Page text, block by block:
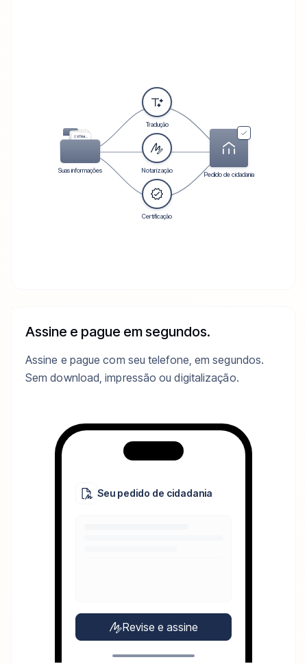
CERTIDÃO DE NASCIMENTOEXTRATO BANCÁRIO
Suas informações
Tradução
Notarização
Certificação
Pedido de cidadania
Assine e pague em segundos.
Assine e pague com seu telefone, em segundos.
Sem download, impressão ou digitalização.
Seu pedido de cidadania
Revise e assine